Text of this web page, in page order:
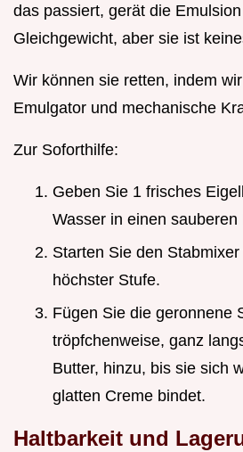
das passiert, gerät die
Gleichgewicht, aber sie ist
Wir können sie retten, indem
Emulgator und mechanische
Zur Soforthilfe:
Geben Sie 1 frisches
Wasser in einen sauberen
Starten Sie den
höchster Stufe.
Fügen Sie die geronnene
tröpfchenweise, ganz
Butter, hinzu, bis sie sich
glatten Creme bindet.
Haltbarkeit und